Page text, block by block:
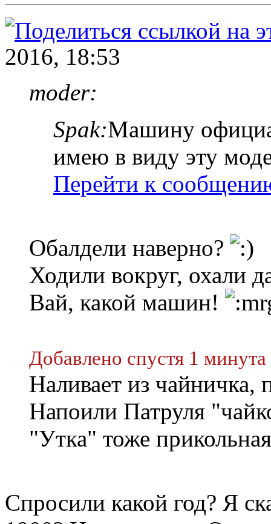
2016, 18:53
moder:
Spak:Машину
имею в виду эту
Перейти к
Обалдели наверно?
Ходили вокруг, охали
Вай, какой машин!
Добавлено спустя 1
Наливает из чайничка,
Напоили Патруля
"Утка" тоже
Спросили какой год? Я